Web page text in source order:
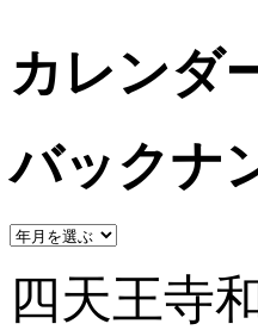
カレンダ
バックナ
四天王寺